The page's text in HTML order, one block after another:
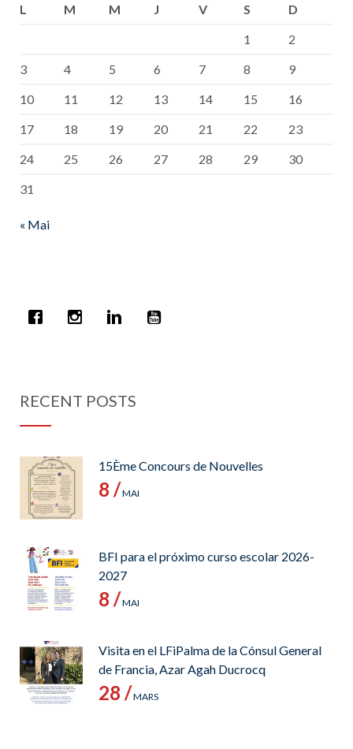
L
M M J V S
D
1
2
3
4 5 6 7 8
9
10
11 12 13 14 15
16
17
18 19 20 21 22
23
24
25 26 27 28 29
30
31
« Mai
RECENT POSTS
15Ème Concours de Nouvelles
8 /MAI
BFI para el próximo curso escolar 2026-
2027
8 /MAI
Visita en el LFiPalma de la Cónsul General
de Francia, Azar Agah Ducrocq
28 /MARS